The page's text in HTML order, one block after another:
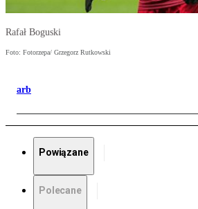
Rafał Boguski
Foto: Fotorzepa/ Grzegorz Rutkowski
arb
Powiązane
Polecane